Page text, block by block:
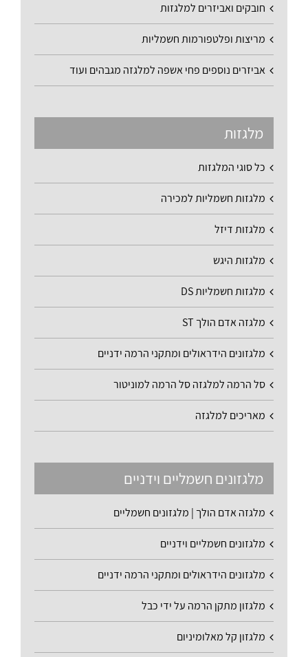
חובקים ואביזרים למלגזות
מריצות ופלטפורמות חשמליות
אביזרים נוספים פחי אשפה למלגזה מגבהים ועוד
מלגזות
כל סוגי המלגזות
מלגזות חשמליות למכירה
מלגזות דיזל
מלגזות היגש
מלגזות חשמליות DS
מלגזה אדם הולך ST
מלגזונים הידראולים ומתקני הרמה ידניים
סל הרמה למלגזה סל הרמה למוניטור
מאריכים למלגזה
מלגזונים חשמליים וידניים
מלגזה אדם הולך | מלגזונים חשמליים
מלגזונים חשמליים וידניים
מלגזונים הידראולים ומתקני הרמה ידניים
מלגזון מתקן הרמה על ידי כבל
מלגזון קל מאלומיניום